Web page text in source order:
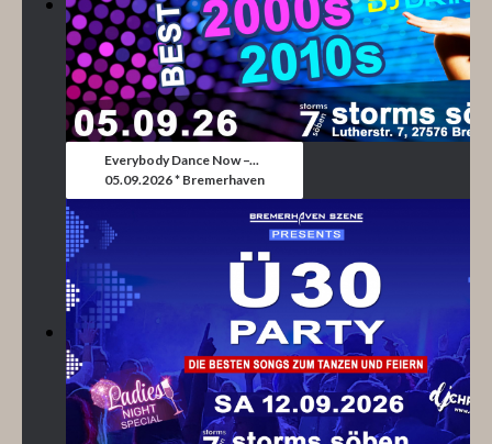
Everybody Dance Now –...
05.09.2026 * Bremerhaven